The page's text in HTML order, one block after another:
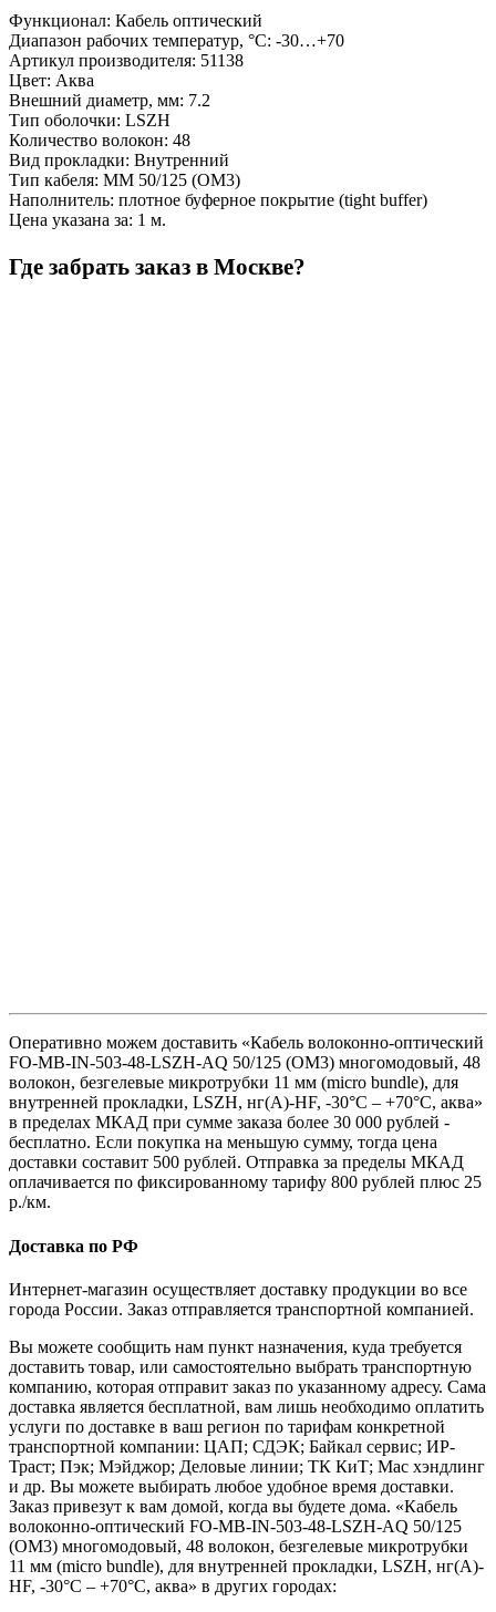
Функционал: Кабель оптический
Диапазон рабочих температур, °С: -30…+70
Артикул производителя: 51138
Цвет: Аква
Внешний диаметр, мм: 7.2
Тип оболочки: LSZH
Количество волокон: 48
Вид прокладки: Внутренний
Тип кабеля: MM 50/125 (ОМ3)
Наполнитель: плотное буферное покрытие (tight buffer)
Цена указана за: 1 м.
Где забрать заказ в Москве?
Оперативно можем доставить «Кабель волоконно-оптический
FO-MB-IN-503-48-LSZH-AQ 50/125 (OM3) многомодовый, 48
волокон, безгелевые микротрубки 11 мм (micro bundle), для
внутренней прокладки, LSZH, нг(А)-HF, -30°C – +70°C, аква»
в пределах МКАД при сумме заказа более 30 000 рублей -
бесплатно. Если покупка на меньшую сумму, тогда цена
доставки составит 500 рублей. Отправка за пределы МКАД
оплачивается по фиксированному тарифу 800 рублей плюс 25
р./км.
Доставка по РФ
Интернет-магазин осуществляет доставку продукции во все
города России. Заказ отправляется транспортной компанией.
Вы можете сообщить нам пункт назначения, куда требуется
доставить товар, или самостоятельно выбрать транспортную
компанию, которая отправит заказ по указанному адресу. Сама
доставка является бесплатной, вам лишь необходимо оплатить
услуги по доставке в ваш регион по тарифам конкретной
транспортной компании: ЦАП; СДЭК; Байкал сервис; ИР-
Траст; Пэк; Мэйджор; Деловые линии; ТК КиТ; Мас хэндлинг
и др. Вы можете выбирать любое удобное время доставки.
Заказ привезут к вам домой, когда вы будете дома. «Кабель
волоконно-оптический FO-MB-IN-503-48-LSZH-AQ 50/125
(OM3) многомодовый, 48 волокон, безгелевые микротрубки
11 мм (micro bundle), для внутренней прокладки, LSZH, нг(А)-
HF, -30°C – +70°C, аква» в других городах: